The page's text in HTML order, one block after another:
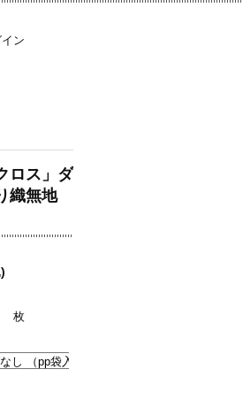
ン
ロス」ダ
織無地
枚